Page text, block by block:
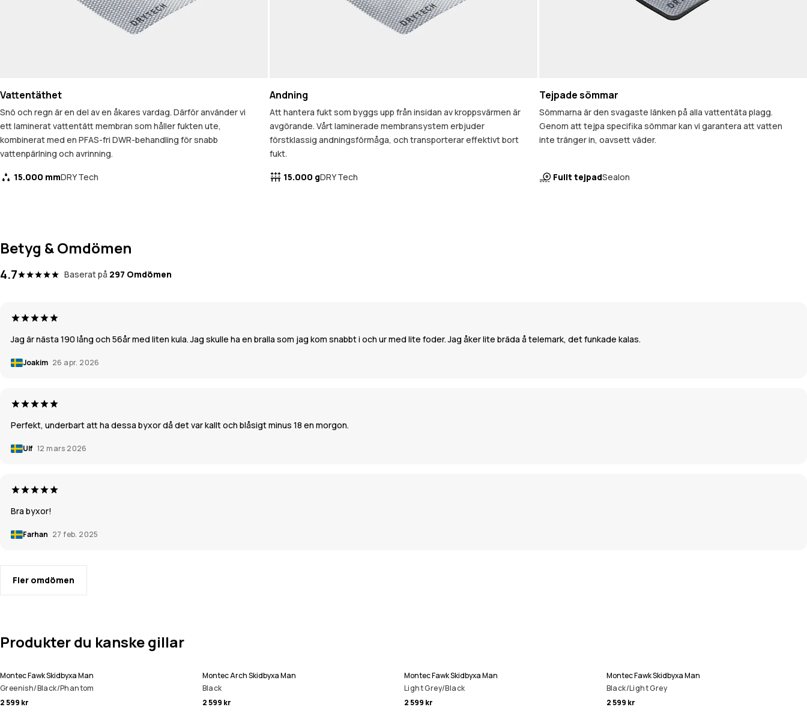
Vattentäthet
Snö och regn är en del av en åkares vardag. Därför använder vi
ett laminerat vattentätt membran som håller fukten ute,
kombinerat med en PFAS-fri DWR-behandling för snabb
vattenpärlning och avrinning.
15.000 mmDRY Tech
Andning
Att hantera fukt som byggs upp från insidan av kroppsvärmen är
avgörande. Vårt laminerade membransystem erbjuder
förstklassig andningsförmåga, och transporterar effektivt bort
fukt.
15.000 gDRY Tech
Tejpade sömmar
Sömmarna är den svagaste länken på alla vattentäta plagg.
Genom att tejpa specifika sömmar kan vi garantera att vatten
inte tränger in, oavsett väder.
Fullt tejpadSealon
Betyg & Omdömen
4.7 Baserat på 297 Omdömen
Jag är nästa 190 lång och 56år med liten kula. Jag skulle ha en bralla som jag kom snabbt i och ur med lite foder. Jag åker lite bräda å telemark, det funkade kalas.
Joakim 26 apr. 2026
Perfekt, underbart att ha dessa byxor då det var kallt och blåsigt minus 18 en morgon.
Ulf 12 mars 2026
Bra byxor!
Farhan 27 feb. 2025
Fler omdömen
Produkter du kanske gillar
Montec Fawk Skidbyxa Man
Greenish/Black/Phantom
2 599 kr
Montec Arch Skidbyxa Man
Black
2 599 kr
Montec Fawk Skidbyxa Man
Light Grey/Black
2 599 kr
Montec Fawk Skidbyxa Man
Black/Light Grey
2 599 kr